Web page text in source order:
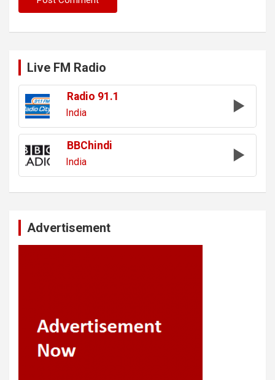
Live FM Radio
Radio 91.1
India
BBChindi
India
Advertisement